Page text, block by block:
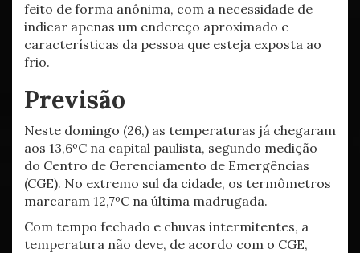
feito de forma anônima, com a necessidade de
indicar apenas um endereço aproximado e
características da pessoa que esteja exposta ao
frio.
Previsão
Neste domingo (26,) as temperaturas já chegaram
aos 13,6ºC na capital paulista, segundo medição
do Centro de Gerenciamento de Emergências
(CGE). No extremo sul da cidade, os termômetros
marcaram 12,7ºC na última madrugada.
Com tempo fechado e chuvas intermitentes, a
temperatura não deve, de acordo com o CGE,